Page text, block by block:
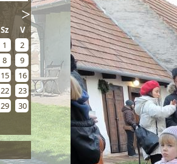
Sz
V
1
2
8
9
15
16
22
23
29
30